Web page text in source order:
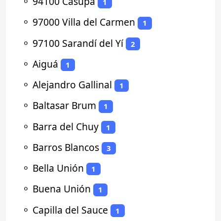
1
⚬ 97000 Villa del Carmen 1
⚬ 97100 Sarandí del Yí 2
⚬ Aiguá 1
⚬ Alejandro Gallinal 1
⚬ Baltasar Brum 1
⚬ Barra del Chuy 1
⚬ Barros Blancos 3
⚬ Bella Unión 1
⚬ Buena Unión 1
⚬ Capilla del Sauce 1